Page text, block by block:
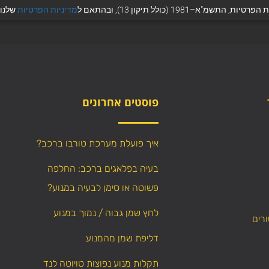
(כולל תיקון 13), ובהתאם ל מדיניות הפרטיות
פוסטים אחרונים
איך פועלת מערכת טורבו ברכב?
בעיה בפלאגים ברכב: החלפה
פשוטה או סימן לבעיה במנוע?
לחץ שמן גבוה / נמוך במנוע
דליפת שמן מהמנוע
תקלות מנוע נפוצות טויוטה לנד